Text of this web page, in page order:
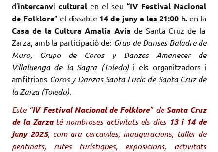
d’intercanvi cultural en el seu “IV Festival Nacional
de Folklore” el dissabte 14 de juny a les 21:00 h.en la
Casa de la Cultura Amalia Avia de Santa Cruz de la
Zarza, amb la participació de: Grup de Danses Baladre de
Muro, Grupo de Coros y Danzas Amanecer de
Villaluenga de la Sagra (Toledo)i els organitzadors i
amfitrions Coros y Danzas Santa Lucía de Santa Cruz de
la Zarza (Toledo)
Este “IV Festival Nacional de Folklore” deSanta Cruz
de la Zarzaté nombroses activitats els dies 13 i 14 de
juny 2025, com ara cercaviles, inauguracions, taller de
pentinats, rutes turístiques, exposicions, activitats